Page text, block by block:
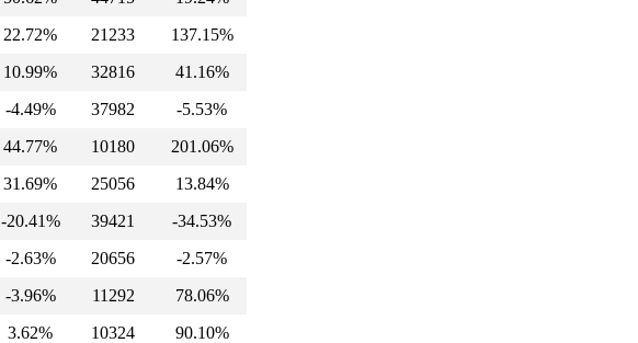
22.72% 21233
137.15%
10.99% 32816
41.16%
-4.49% 37982
-5.53%
44.77% 10180
201.06%
31.69% 25056
13.84%
-20.41% 39421
-34.53%
-2.63% 20656
-2.57%
-3.96% 11292
78.06%
3.62% 10324
90.10%